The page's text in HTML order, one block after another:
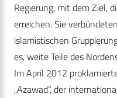
Regierung, mit dem Ziel,
erreichen. Sie
islamistischen
es, weite Teile des
Im April 2012
„Azawad“, der